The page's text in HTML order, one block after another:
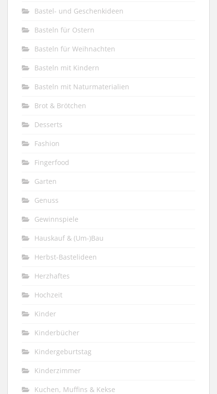
Bastel- und Geschenkideen
Basteln für Ostern
Basteln für Weihnachten
Basteln mit Kindern
Basteln mit Naturmaterialien
Brot & Brötchen
Desserts
Fashion
Fingerfood
Garten
Genuss
Gewinnspiele
Hauskauf & (Um-)Bau
Herbst-Bastelideen
Herzhaftes
Hochzeit
Kinder
Kinderbücher
Kindergeburtstag
Kinderzimmer
Kuchen, Muffins & Kekse